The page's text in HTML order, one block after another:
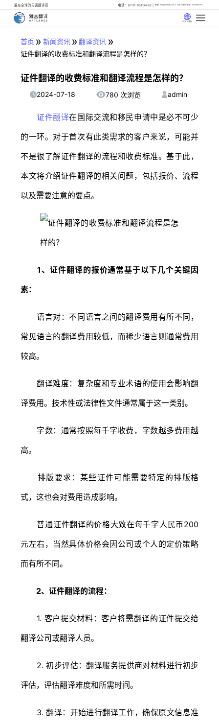
遍布全球的母语翻译官 电话：0731-85114762 邮箱: info@artlangs.com 24小时翻译管家: 18142666316
中文 (中国)
首页 » 新闻资讯» 翻译资讯 »
证件翻译的收费标准和翻译流程是怎样的？
证件翻译的收费标准和翻译流程是怎样的？
2024-07-18 780 次浏览 admin
证件翻译在国际交流和移民申请中是必不可少
的一环。对于首次有此类需求的客户来说，可能并
不是很了解证件翻译的流程和收费标准。基于此，
本文将介绍证件翻译的相关问题，包括报价、流程
以及需要注意的要点。
1、证件翻译的报价通常基于以下几个关键因
素：
语言对：不同语言之间的翻译费用有所不同，
常见语言的翻译费用较低，而稀少语言则通常费用
较高。
翻译难度：复杂度和专业术语的使用会影响翻
译费用。技术性或法律性文件通常属于这一类别。
字数：通常按照每千字收费，字数越多费用越
高。
排版要求：某些证件可能需要特定的排版格
式，这也会对费用造成影响。
普通证件翻译的价格大致在每千字人民币200
元左右，当然具体价格会因公司或个人的定价策略
而有所不同。
2、证件翻译的流程：
1. 客户提交材料：客户将需翻译的证件提交给
翻译公司或翻译人员。
2. 初步评估：翻译服务提供商对材料进行初步
评估，评估翻译难度和所需时间。
3. 翻译：开始进行翻译工作，确保原文信息准